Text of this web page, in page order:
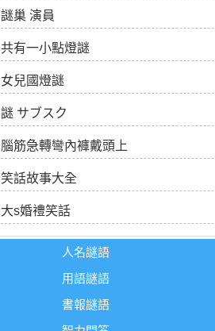
謎巢 演員
共有一小點燈謎
女兒國燈謎
謎 サブスク
腦筋急轉彎內褲戴頭上
笑話故事大全
大s婚禮笑話
人名謎語
用語謎語
書報謎語